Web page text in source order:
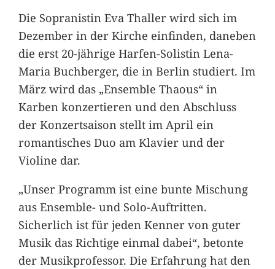
Die Sopranistin Eva Thaller wird sich im
Dezember in der Kirche einfinden, daneben
die erst 20-jährige Harfen-Solistin Lena-
Maria Buchberger, die in Berlin studiert. Im
März wird das „Ensemble Thaous“ in
Karben konzertieren und den Abschluss
der Konzertsaison stellt im April ein
romantisches Duo am Klavier und der
Violine dar.
„Unser Programm ist eine bunte Mischung
aus Ensemble- und Solo-Auftritten.
Sicherlich ist für jeden Kenner von guter
Musik das Richtige einmal dabei“, betonte
der Musikprofessor. Die Erfahrung hat den